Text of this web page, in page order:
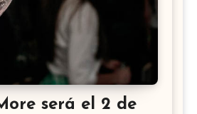
será el 2 de